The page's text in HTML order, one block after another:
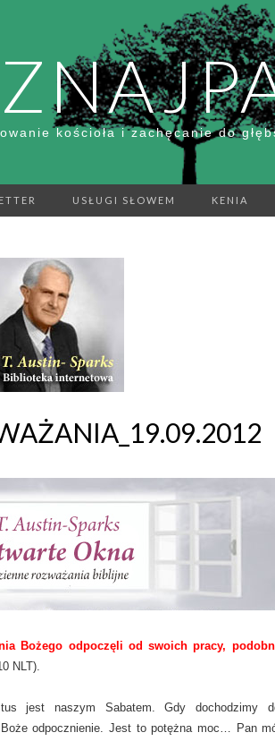
kościoła i zachęcanie do
USŁUGI SŁOWEM KENIA
Bożego odpoczęli od swoich pracy,
NLT).
jest naszym Sabatem. Gdy dochodzimy
odpocznienie. Jest to potężna moc… Pan